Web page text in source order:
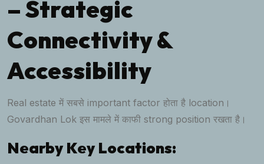
– Strategic
Connectivity &
Accessibility
Real estate में सबसे important factor होता है location।
Govardhan Lok इस मामले में काफी strong position रखता है।
Nearby Key Locations: